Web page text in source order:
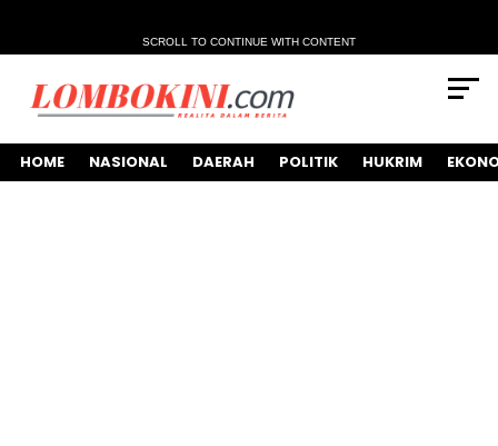
SCROLL TO CONTINUE WITH CONTENT
HOME NASIONAL DAERAH POLITIK HUKRIM